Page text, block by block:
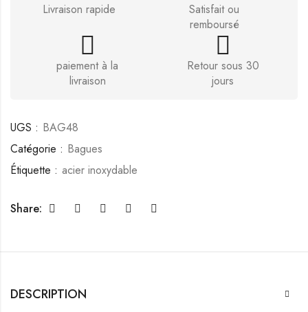
Livraison rapide
Satisfait ou
remboursé
paiement à la
livraison
Retour sous 30
jours
UGS : BAG48
Catégorie : Bagues
Étiquette : acier inoxydable
Share:
DESCRIPTION